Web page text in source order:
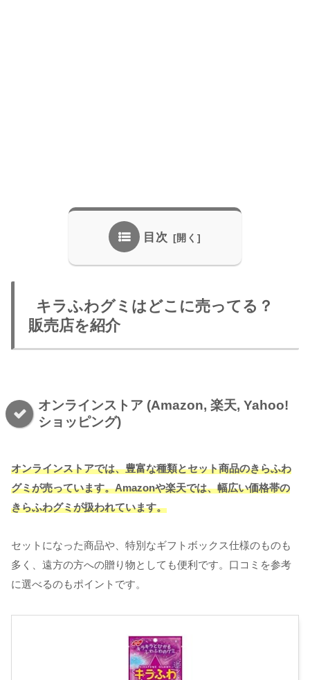
目次
キラふわグミはどこに売ってる？
販売店を紹介
オンラインストア (Amazon, 楽天, Yahoo!
ショッピング)
オンラインストアでは、豊富な種類とセット商品のきらふわ
グミが売っています。Amazonや楽天では、幅広い価格帯の
きらふわグミが扱われています。
セットになった商品や、特別なギフトボックス仕様のものも
多く、遠方の方への贈り物としても便利です。口コミを参考
に選べるのもポイントです。